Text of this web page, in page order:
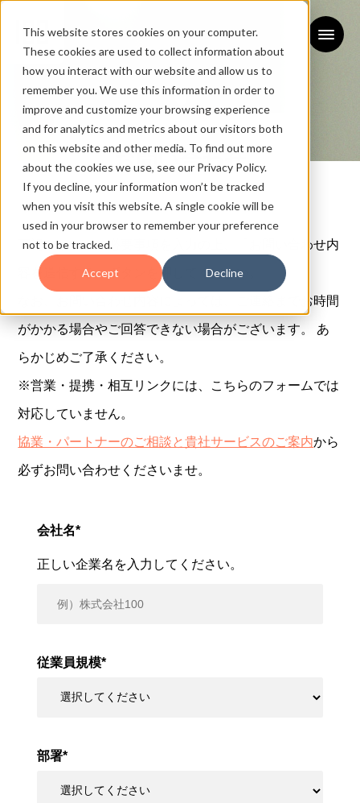
This website stores cookies on your computer.
These cookies are used to collect information about
how you interact with our website and allow us to
remember you. We use this information in order to
improve and customize your browsing experience
and for analytics and metrics about our visitors both
on this website and other media. To find out more
about the cookies we use, see our Privacy Policy.
If you decline, your information won’t be tracked
when you visit this website. A single cookie will be
used in your browser to remember your preference
not to be tracked.
Accept Decline
お問い合わせ
CONTACT
下記フォームに必要事項を入力の上、「お問い合わせ内
容を送信する」ボタンを押してください。
なお、お問い合わせ内容によっては、ご連絡までお時間
がかかる場合やご回答できない場合がございます。 あ
らかじめご了承ください。
※営業・提携・相互リンクには、こちらのフォームでは
対応していません。
協業・パートナーのご相談と貴社サービスのご案内から
必ずお問い合わせくださいませ。
会社名*
正しい企業名を入力してください。
従業員規模*
部署*